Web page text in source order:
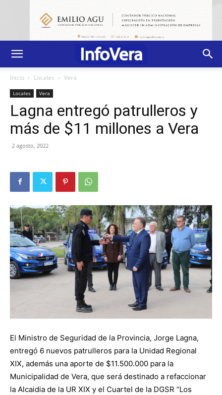
Inicio Locales Vera
Locales Vera
Lagna entregó patrulleros y
más de $11 millones a Vera
2 agosto, 2022
El Ministro de Seguridad de la Provincia, Jorge Lagna,
entregó 6 nuevos patrulleros para la Unidad Regional
XIX, además una aporte de $11.500.000 para la
Municipalidad de Vera, que será destinado a refaccionar
la Alcaidia de la UR XIX y el Cuartel de la DGSR “Los